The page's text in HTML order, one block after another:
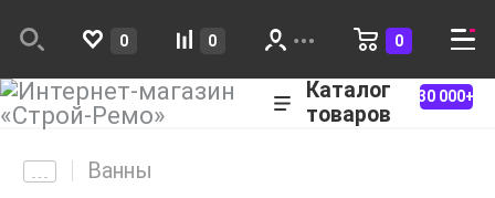
0 0 0
Каталог
товаров
30 000+
Ванны